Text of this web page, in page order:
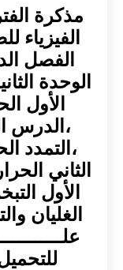
مذكرة
الفصل
الوحدة
الأول
،الدرس
،التمدد
الثاني
الأول
الغليان